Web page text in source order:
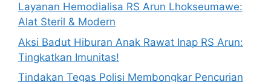
Layanan Hemodialisa RS Arun Lhokseumawe:
Alat Steril & Modern
Aksi Badut Hiburan Anak Rawat Inap RS Arun:
Tingkatkan Imunitas!
Tindakan Tegas Polisi Membongkar Pencurian